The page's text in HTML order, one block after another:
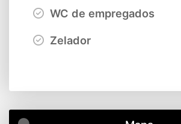
WC de empregados
Zelador